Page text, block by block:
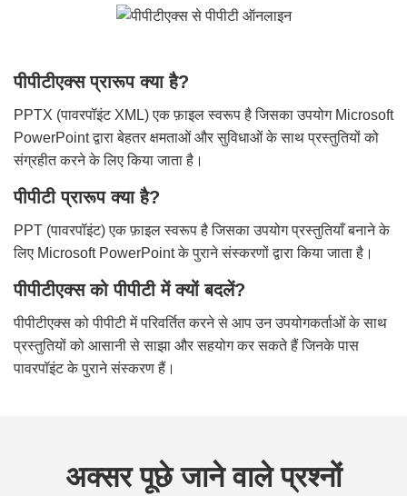
पीपीटीएक्स प्रारूप क्या है?
PPTX (पावरपॉइंट XML) एक फ़ाइल स्वरूप है जिसका उपयोग Microsoft
PowerPoint द्वारा बेहतर क्षमताओं और सुविधाओं के साथ प्रस्तुतियों को
संग्रहीत करने के लिए किया जाता है।
पीपीटी प्रारूप क्या है?
PPT (पावरपॉइंट) एक फ़ाइल स्वरूप है जिसका उपयोग प्रस्तुतियाँ बनाने के
लिए Microsoft PowerPoint के पुराने संस्करणों द्वारा किया जाता है।
पीपीटीएक्स को पीपीटी में क्यों बदलें?
पीपीटीएक्स को पीपीटी में परिवर्तित करने से आप उन उपयोगकर्ताओं के साथ
प्रस्तुतियों को आसानी से साझा और सहयोग कर सकते हैं जिनके पास
पावरपॉइंट के पुराने संस्करण हैं।
अक्सर पूछे जाने वाले प्रश्नों